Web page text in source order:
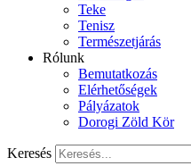
Teke
Tenisz
Természetjárás
Rólunk
Bemutatkozás
Elérhetőségek
Pályázatok
Dorogi Zöld Kör
Keresés